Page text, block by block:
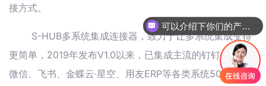
接方式。
S-HUB多系统集成连接器，致力于让多系统集成变得
更简单，2019年发布V1.0以来，已集成主流的钉钉、企业
微信、飞书、金蝶云·星空、用友ERP等各类系统50余个，
可以介绍下你们的产品么